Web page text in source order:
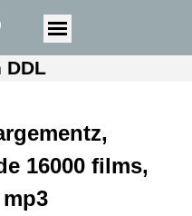
DDL
16000 films,